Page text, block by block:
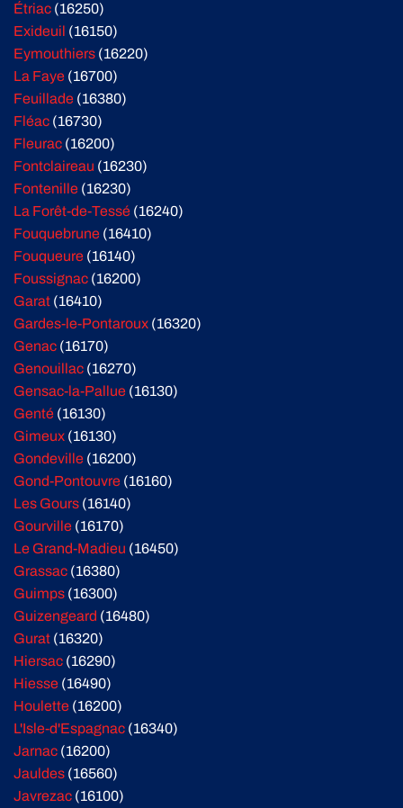
Étriac (16250)
Exideuil (16150)
Eymouthiers (16220)
La Faye (16700)
Feuillade (16380)
Fléac (16730)
Fleurac (16200)
Fontclaireau (16230)
Fontenille (16230)
La Forêt-de-Tessé (16240)
Fouquebrune (16410)
Fouqueure (16140)
Foussignac (16200)
Garat (16410)
Gardes-le-Pontaroux (16320)
Genac (16170)
Genouillac (16270)
Gensac-la-Pallue (16130)
Genté (16130)
Gimeux (16130)
Gondeville (16200)
Gond-Pontouvre (16160)
Les Gours (16140)
Gourville (16170)
Le Grand-Madieu (16450)
Grassac (16380)
Guimps (16300)
Guizengeard (16480)
Gurat (16320)
Hiersac (16290)
Hiesse (16490)
Houlette (16200)
L'Isle-d'Espagnac (16340)
Jarnac (16200)
Jauldes (16560)
Javrezac (16100)